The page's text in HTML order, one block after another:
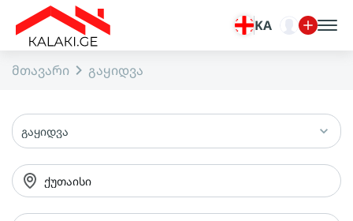
KA
მთავარი გაყიდვა
გაყიდვა
ქუთაისი